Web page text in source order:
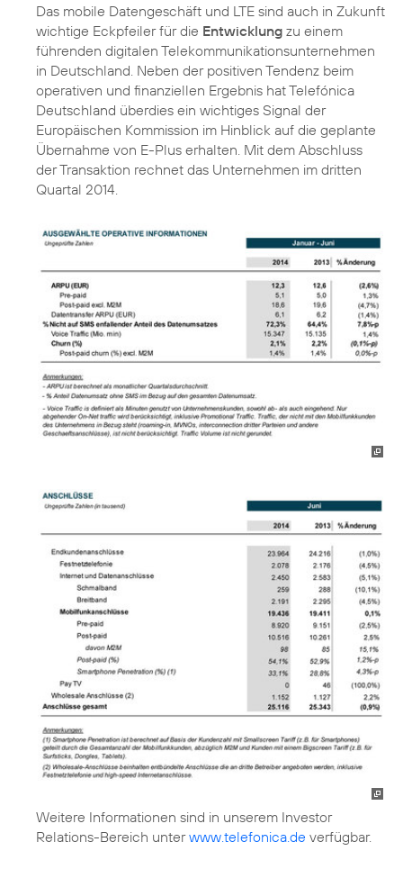
Das mobile Datengeschäft und LTE sind auch in Zukunft
wichtige Eckpfeiler für die Entwicklung zu einem
führenden digitalen Telekommunikationsunternehmen
in Deutschland. Neben der positiven Tendenz beim
operativen und finanziellen Ergebnis hat Telefónica
Deutschland überdies ein wichtiges Signal der
Europäischen Kommission im Hinblick auf die geplante
Übernahme von E-Plus erhalten. Mit dem Abschluss
der Transaktion rechnet das Unternehmen im dritten
Quartal 2014.
Weitere Informationen sind in unserem Investor
Relations-Bereich unterwww.telefonica.de verfügbar.